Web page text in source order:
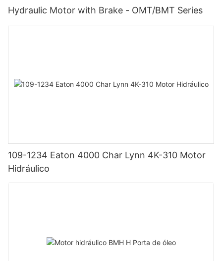
Hydraulic Motor with Brake - OMT/BMT Series
109-1234 Eaton 4000 Char Lynn 4K-310 Motor
Hidráulico